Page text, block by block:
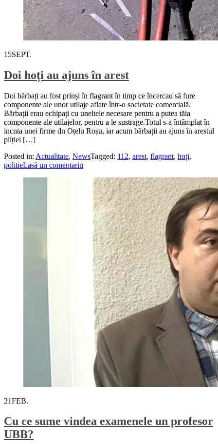
15SEPT.
Doi hoți au ajuns în arest
Doi bărbați au fost prinși în flagrant în timp ce încercau să fure
componente ale unor utilaje aflate într-o societate comercială.
Bărbații erau echipați cu uneltele necesare pentru a putea tăia
componente ale utilajelor, pentru a le sustrage.Totul s-a întâmplat în
incnta unei firme dn Oțelu Roșu, iar acum bărbații au ajuns în arestul
pliției […]
Posted in: Actualitate, NewsTagged: 112, arest, flagrant, hoți,
politieLasă un comentariu
21FEB.
Cu ce sume vindea examenele un profesor
UBB?